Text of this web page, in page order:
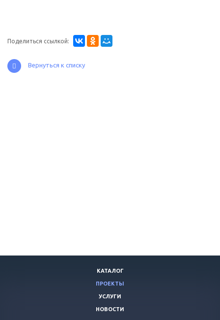
Поделиться ссылкой:
Вернуться к списку
КАТАЛОГ
ПРОЕКТЫ
УСЛУГИ
НОВОСТИ